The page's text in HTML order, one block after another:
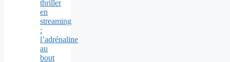
thriller
en
streaming
:
l’adrénaline
au
bout